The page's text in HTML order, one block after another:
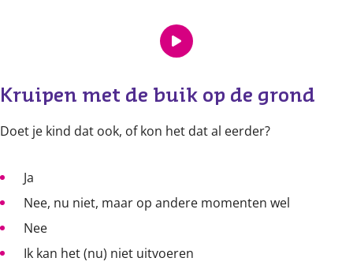
Kruipen met de buik op de grond
Doet je kind dat ook, of kon het dat al eerder?
Ja
Nee, nu niet, maar op andere momenten wel
Nee
Ik kan het (nu) niet uitvoeren